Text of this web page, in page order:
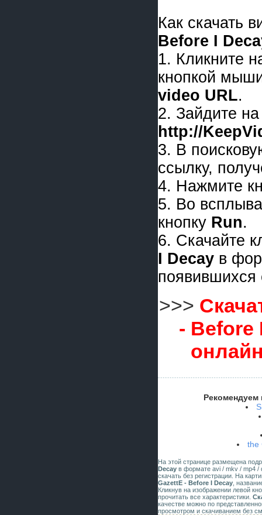
Как скачать
Before I
1. Кликните
кнопкой
video URL.
2. Зайдите на
http://
3. В
ссылку,
4. Нажмите
5. Во
кнопку Run.
6. Скачайте
I Decay в
появившихся
>>>
- Before
Рекомендуем
the
На этой странице размещена
Decay в формате avi / mkv / mp4 /
скачать без регистрации. На
GazettE - Before I Decay ,
Кликнув на изображении левой
прочитать все характеристики.
качестве можно по
просмотром и скачиванием без